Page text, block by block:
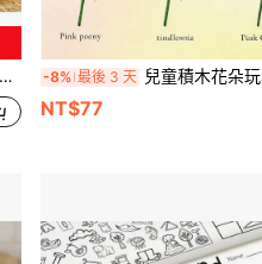
-8% 最後 3 天 兒童積木花朵玩具，DIY彩色花卉系列積木，包含貝拉花、雛菊、鬱金香、木棉花、康乃馨、牡丹、蝴蝶蘭
NT$77